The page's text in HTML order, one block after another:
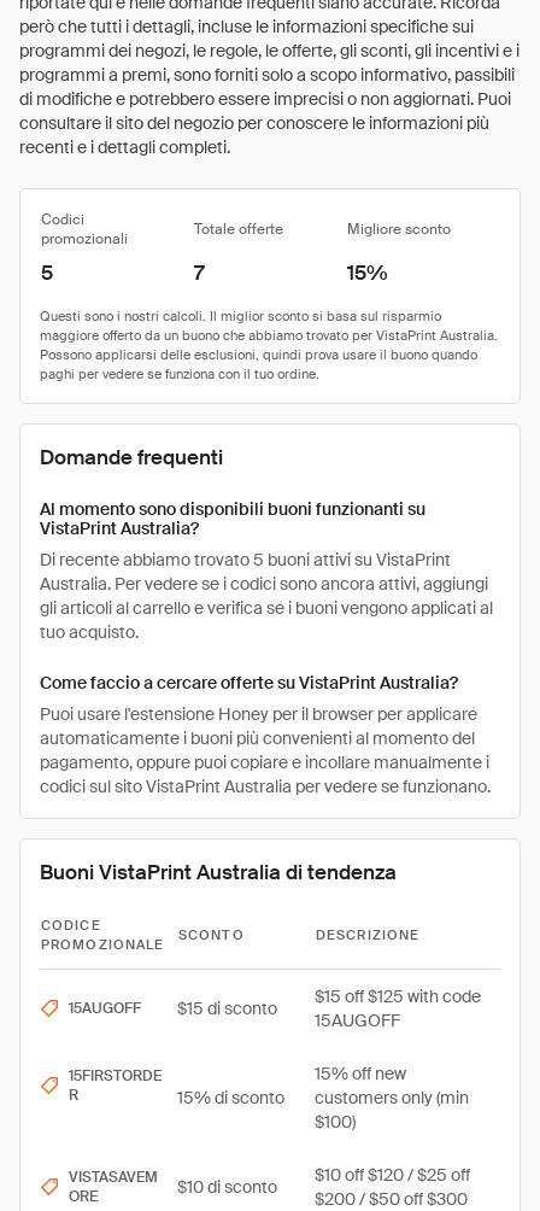
però che tutti i dettagli, incluse le informazioni specifiche sui
programmi dei negozi, le regole, le offerte, gli sconti, gli incentivi e i
programmi a premi, sono forniti solo a scopo informativo, passibili
di modifiche e potrebbero essere imprecisi o non aggiornati. Puoi
consultare il sito del negozio per conoscere le informazioni più
recenti e i dettagli completi.
Codici
promozionali
Totale offerte Migliore sconto
5 7 15%
Domande frequenti
Al momento sono disponibili buoni funzionanti su
VistaPrint Australia?
Di recente abbiamo trovato 5 buoni attivi su VistaPrint
Australia. Per vedere se i codici sono ancora attivi, aggiungi
gli articoli al carrello e verifica se i buoni vengono applicati al
tuo acquisto.
Come faccio a cercare offerte su VistaPrint Australia?
Puoi usare l'estensione Honey per il browser per applicare
automaticamente i buoni più convenienti al momento del
pagamento, oppure puoi copiare e incollare manualmente i
codici sul sito VistaPrint Australia per vedere se funzionano.
Buoni VistaPrint Australia di tendenza
CODICE
PROMOZIONALE
SCONTO DESCRIZIONE
15AUGOFF $15 di sconto
$15 off $125 with code
15AUGOFF
15FIRSTORDE
R
15% di sconto
15% off new
customers only (min
$100)
VISTASAVEM
ORE
$10 di sconto
$10 off $120 / $25 off
$200 / $50 off $300